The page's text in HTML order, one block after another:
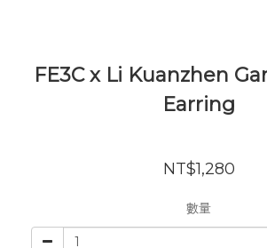
FE3C x Li Kuanzhen
Earring
NT$1,280
數量